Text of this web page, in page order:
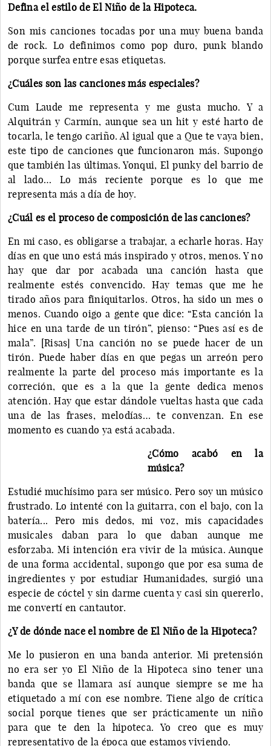
Defina el estilo de El Niño de la Hipoteca.
Son mis canciones tocadas por una muy buena banda
de rock. Lo definimos como pop duro, punk blando
porque surfea entre esas etiquetas.
¿Cuáles son las canciones más especiales?
Cum Laude me representa y me gusta mucho. Y a
Alquitrán y Carmín, aunque sea un hit y esté harto de
tocarla, le tengo cariño. Al igual que a Que te vaya bien,
este tipo de canciones que funcionaron más. Supongo
que también las últimas. Yonqui, El punky del barrio de
al lado… Lo más reciente porque es lo que me
representa más a día de hoy.
¿Cuál es el proceso de composición de las canciones?
En mi caso, es obligarse a trabajar, a echarle horas. Hay
días en que uno está más inspirado y otros, menos. Y no
hay que dar por acabada una canción hasta que
realmente estés convencido. Hay temas que me he
tirado años para finiquitarlos. Otros, ha sido un mes o
menos. Cuando oigo a gente que dice: “Esta canción la
hice en una tarde de un tirón”, pienso: “Pues así es de
mala”. [Risas] Una canción no se puede hacer de un
tirón. Puede haber días en que pegas un arreón pero
realmente la parte del proceso más importante es la
correción, que es a la que la gente dedica menos
atención. Hay que estar dándole vueltas hasta que cada
una de las frases, melodías… te convenzan. En ese
momento es cuando ya está acabada.
¿Cómo acabó en la
música?
Estudié muchísimo para ser músico. Pero soy un músico
frustrado. Lo intenté con la guitarra, con el bajo, con la
batería... Pero mis dedos, mi voz, mis capacidades
musicales daban para lo que daban aunque me
esforzaba. Mi intención era vivir de la música. Aunque
de una forma accidental, supongo que por esa suma de
ingredientes y por estudiar Humanidades, surgió una
especie de cóctel y sin darme cuenta y casi sin quererlo,
me convertí en cantautor.
¿Y de dónde nace el nombre de El Niño de la Hipoteca?
Me lo pusieron en una banda anterior. Mi pretensión
no era ser yo El Niño de la Hipoteca sino tener una
banda que se llamara así aunque siempre se me ha
etiquetado a mí con ese nombre. Tiene algo de crítica
social porque tienes que ser prácticamente un niño
para que te den la hipoteca. Yo creo que es muy
representativo de la época que estamos viviendo.